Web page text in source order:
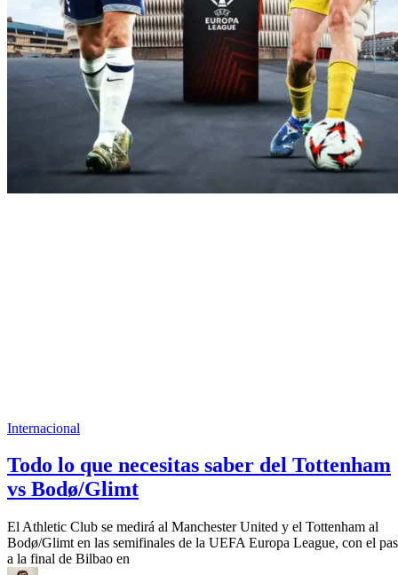
Internacional
Todo lo que necesitas saber del Tottenham
vs Bodø/Glimt
El Athletic Club se medirá al Manchester United y el Tottenham al
Bodø/Glimt en las semifinales de la UEFA Europa League, con el
a la final de Bilbao en